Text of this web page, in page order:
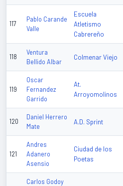
117
Pablo Carande
Valle
Escuela
Atletismo
Cabrereño
118
Ventura
Bellido Albar
Colmenar Viejo
119
Oscar
Fernandez
Garrido
At.
Arroyomolinos
120
Daniel Herrero
Mate
A.D. Sprint
121
Andres
Adanero
Asensio
Ciudad de los
Poetas
Carlos Godoy